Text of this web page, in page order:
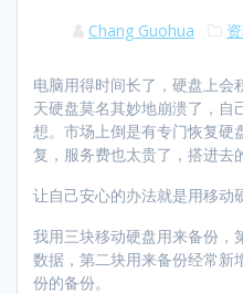
Chang Guohua
电脑用得时间长了，硬盘上会
天硬盘莫名其妙地崩溃了，自
想。市场上倒是有专门恢复硬
复，服务费也太贵了，搭进去
让自己安心的办法就是用移动
我用三块移动硬盘用来备份，
数据，第二块用来备份经常新
份的备份。